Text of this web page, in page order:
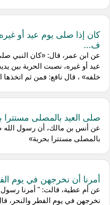
كان إذا صلى يوم عيد أو
ف...
عن ابن عمر، قال: «كان النبي
عيد أو غيره، نصبت الحربة بين
خلفه» ، قال نافع: فمن ثم اتخذها
صلى العيد بالمصلى مستترا
عن أنس بن مالك، أن رسول الله
بالمصلى مستترا بحربة»
أمرنا أن نخرجهن في يوم
عن أم عطية، قالت: " أمرنا رسول
نخرجهن في يوم الفطر والنحر،